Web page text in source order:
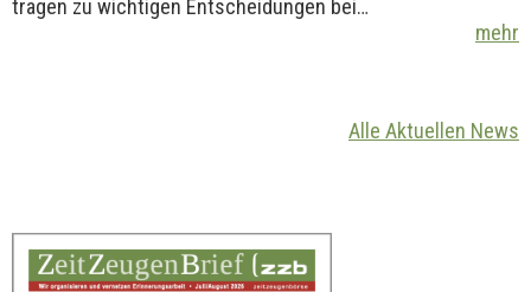
tragen zu wichtigen Entscheidungen bei…
mehr
Alle Aktuellen News